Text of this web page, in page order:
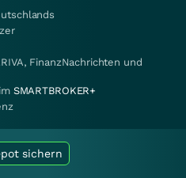
FinanzNachrichten und
SMARTBROKER+
sichern